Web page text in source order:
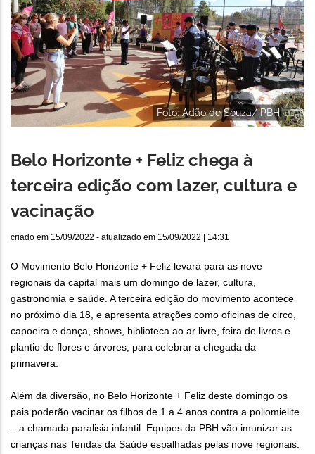
Foto: Adão de Souza/ PBH
Belo Horizonte + Feliz chega à
terceira edição com lazer, cultura e
vacinação
criado em 15/09/2022 - atualizado em 15/09/2022 | 14:31
O Movimento Belo Horizonte + Feliz levará para as nove
regionais da capital mais um domingo de lazer, cultura,
gastronomia e saúde. A terceira edição do movimento acontece
no próximo dia 18, e apresenta atrações como oficinas de circo,
capoeira e dança, shows, biblioteca ao ar livre, feira de livros e
plantio de flores e árvores, para celebrar a chegada da
primavera.
Além da diversão, no Belo Horizonte + Feliz deste domingo os
pais poderão vacinar os filhos de 1 a 4 anos contra a poliomielite
– a chamada paralisia infantil. Equipes da PBH vão imunizar as
crianças nas Tendas da Saúde espalhadas pelas nove regionais.